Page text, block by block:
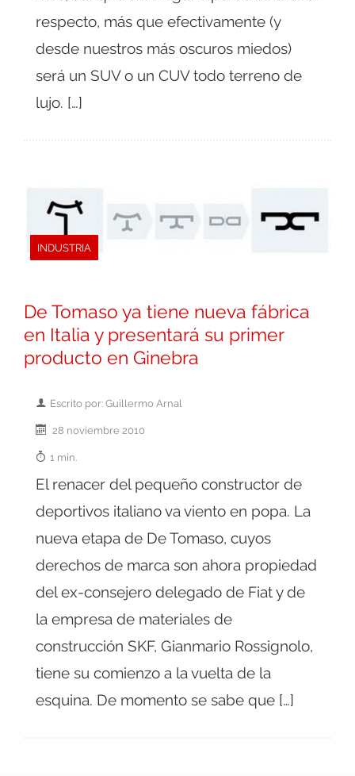
respecto, más que efectivamente (y
desde nuestros más oscuros miedos)
será un SUV o un CUV todo terreno de
lujo. […]
INDUSTRIA
De Tomaso ya tiene nueva fábrica
en Italia y presentará su primer
producto en Ginebra
Escrito por: Guillermo Arnal
28 noviembre 2010
1 min.
El renacer del pequeño constructor de
deportivos italiano va viento en popa. La
nueva etapa de De Tomaso, cuyos
derechos de marca son ahora propiedad
del ex-consejero delegado de Fiat y de
la empresa de materiales de
construcción SKF, Gianmario Rossignolo,
tiene su comienzo a la vuelta de la
esquina. De momento se sabe que […]